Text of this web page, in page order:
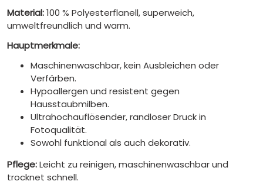
Material:100 % Polyesterflanell, superweich,
umweltfreundlich und warm.
Hauptmerkmale:
Maschinenwaschbar, kein Ausbleichen oder
Verfärben.
Hypoallergen und resistent gegen
Hausstaubmilben.
Ultrahochauflösender, randloser Druck in
Fotoqualität.
Sowohl funktional als auch dekorativ.
Pflege:Leicht zu reinigen, maschinenwaschbar und
trocknet schnell.